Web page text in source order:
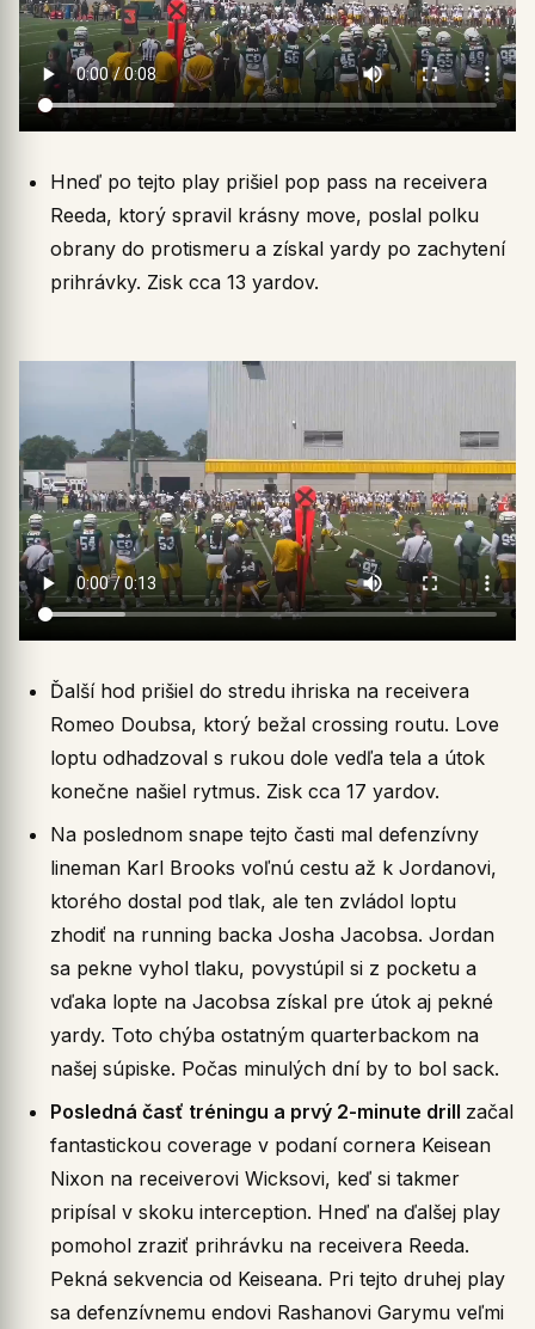
Hneď po tejto play prišiel pop pass na receivera
Reeda, ktorý spravil krásny move, poslal polku
obrany do protismeru a získal yardy po zachytení
prihrávky. Zisk cca 13 yardov.
Ďalší hod prišiel do stredu ihriska na receivera
Romeo Doubsa, ktorý bežal crossing routu. Love
loptu odhadzoval s rukou dole vedľa tela a útok
konečne našiel rytmus. Zisk cca 17 yardov.
Na poslednom snape tejto časti mal defenzívny
lineman Karl Brooks voľnú cestu až k Jordanovi,
ktorého dostal pod tlak, ale ten zvládol loptu
zhodiť na running backa Josha Jacobsa. Jordan
sa pekne vyhol tlaku, povystúpil si z pocketu a
vďaka lopte na Jacobsa získal pre útok aj pekné
yardy. Toto chýba ostatným quarterbackom na
našej súpiske. Počas minulých dní by to bol sack.
Posledná časť tréningu a prvý 2-minute drill začal
fantastickou coverage v podaní cornera Keisean
Nixon na receiverovi Wicksovi, keď si takmer
pripísal v skoku interception. Hneď na ďalšej play
pomohol zraziť prihrávku na receivera Reeda.
Pekná sekvencia od Keiseana. Pri tejto druhej play
sa defenzívnemu endovi Rashanovi Garymu veľmi